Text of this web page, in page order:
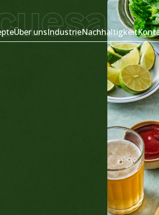
Über unsIndustrieNachhaltigkeit